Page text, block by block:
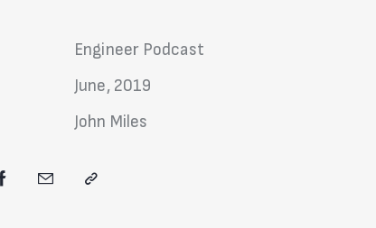
Engineer Podcast
June, 2019
John Miles